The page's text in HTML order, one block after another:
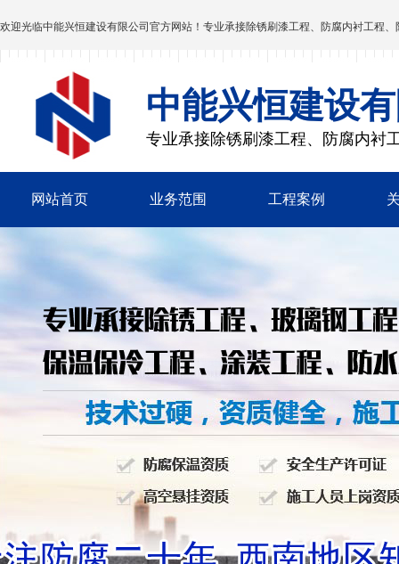
欢迎光临中能兴恒建设有限公司 官方网站！专业承接除锈刷漆工程、防腐内衬工程
中能兴恒建设
专业承接除锈刷漆工程、防腐内衬
网站首页 业务范围 工程案例